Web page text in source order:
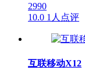
2990
10.0 1人点评
互联移动X12